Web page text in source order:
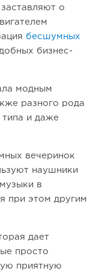
о
бесшумных
бизнес-
модным
разного рода
типа и даже
вечеринок
наушники
в
при этом другим
дает
просто
приятную